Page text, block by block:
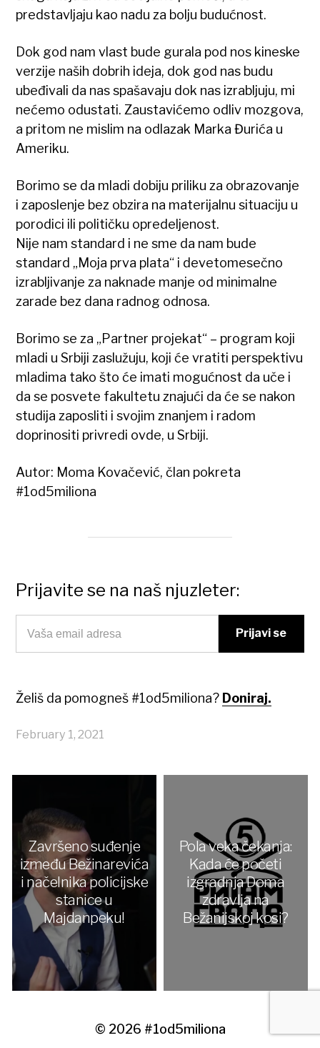
predstavljaju kao nadu za bolju budućnost.
Dok god nam vlast bude gurala pod nos kineske
verzije naših dobrih ideja, dok god nas budu
ubeđivali da nas spašavaju dok nas izrabljuju, mi
nećemo odustati. Zaustavićemo odliv mozgova,
a pritom ne mislim na odlazak Marka Đurića u
Ameriku.
Borimo se da mladi dobiju priliku za obrazovanje
i zaposlenje bez obzira na materijalnu situaciju u
porodici ili političku opredeljenost.
Nije nam standard i ne sme da nam bude
standard „Moja prva plata“ i devetomesečno
izrabljivanje za naknade manje od minimalne
zarade bez dana radnog odnosa.
Borimo se za „Partner projekat“ – program koji
mladi u Srbiji zaslužuju, koji će vratiti perspektivu
mladima tako što će imati mogućnost da uče i
da se posvete fakultetu znajući da će se nakon
studija zaposliti i svojim znanjem i radom
doprinositi privredi ovde, u Srbiji.
Autor: Moma Kovačević, član pokreta
#1od5miliona
Prijavite se na naš njuzleter:
Želiš da pomogneš #1od5miliona? Doniraj.
February 1, 2021
Završeno suđenje
između Bežinarevića
i načelnika policijske
stanice u
Majdanpeku!
Pola veka čekanja:
Kada će početi
izgradnja Doma
zdravlja na
Bežanijskoj kosi?
© 2026 #1od5miliona